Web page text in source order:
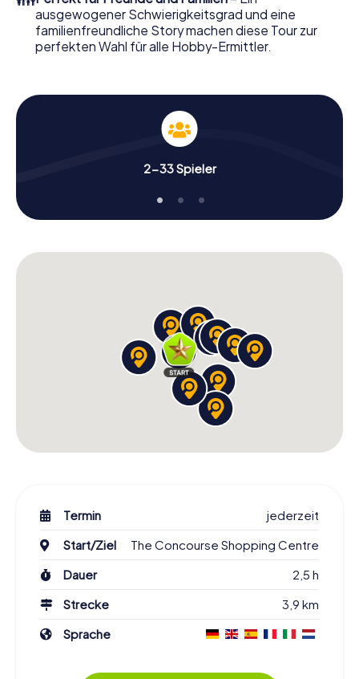
Ihren Code ein – und sind startklar!
Worauf warten Sie noch? Skelmersdale zählt auf Sie!
ausgewogener Schwierigkeitsgrad und eine
familienfreundliche Story machen diese Tour zur
perfekten Wahl für alle Hobby-Ermittler.
2-33 Spieler
Termin
jederzeit
Start/Ziel
The Concourse Shopping Centre
Dauer
2,5 h
Strecke
3,9 km
Sprache